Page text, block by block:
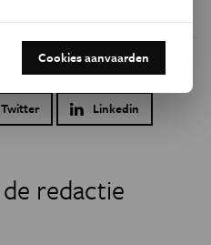
delen op:
Twitter Linkedin
redactie
Cookies aanvaarden